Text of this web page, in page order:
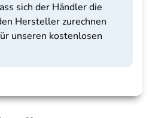
sich der Händler die
Hersteller zurechnen
unseren kostenlosen